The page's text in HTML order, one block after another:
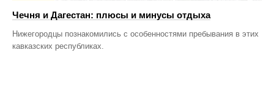
Чечня и Дагестан: плюсы и минусы отдыха
Нижегородцы познакомились с особенностями пребывания в этих
кавказских республиках.